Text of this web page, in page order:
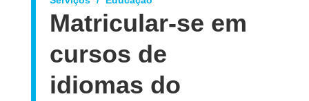
Matricular-se em
cursos de
idiomas do